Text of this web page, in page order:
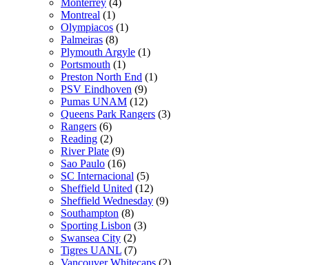
Monterrey (4)
Montreal (1)
Olympiacos (1)
Palmeiras (8)
Plymouth Argyle (1)
Portsmouth (1)
Preston North End (1)
PSV Eindhoven (9)
Pumas UNAM (12)
Queens Park Rangers (3)
Rangers (6)
Reading (2)
River Plate (9)
Sao Paulo (16)
SC Internacional (5)
Sheffield United (12)
Sheffield Wednesday (9)
Southampton (8)
Sporting Lisbon (3)
Swansea City (2)
Tigres UANL (7)